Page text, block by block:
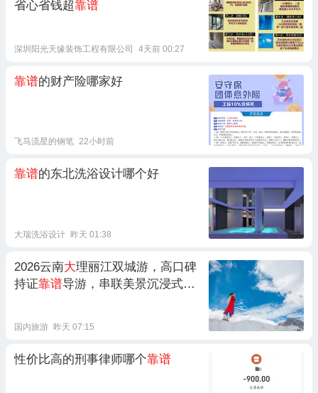
省心省钱超靠谱
深圳阳光天缘装饰工程有限公司 4天前 00:27
靠谱的财产险哪家好
飞马流星的钢笔 22小时前
靠谱的东北洗浴设计哪个好
大瑞洗浴设计 昨天 01:38
2026云南大理丽江双城游，高口碑
持证靠谱导游，串联美景沉浸式游
国内旅游 昨天 07:15
性价比高的刑事律师哪个靠谱